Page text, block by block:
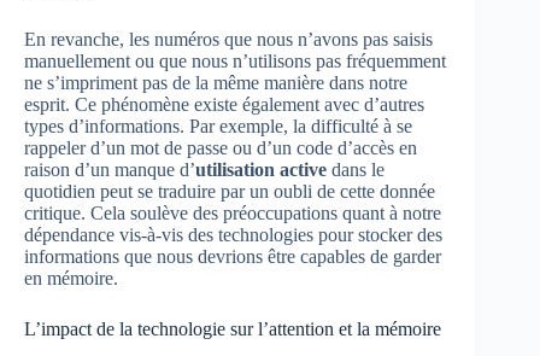
En revanche, les numéros que nous n’avons pas saisis
manuellement ou que nous n’utilisons pas fréquemment
ne s’impriment pas de la même manière dans notre
esprit. Ce phénomène existe également avec d’autres
types d’informations. Par exemple, la difficulté à se
rappeler d’un mot de passe ou d’un code d’accès en
raison d’un manque d’utilisation active dans le
quotidien peut se traduire par un oubli de cette donnée
critique. Cela soulève des préoccupations quant à notre
dépendance vis-à-vis des technologies pour stocker des
informations que nous devrions être capables de garder
en mémoire.
L’impact de la technologie sur l’attention et la mémoire